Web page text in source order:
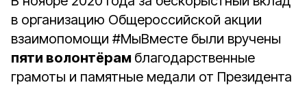
в организацию Общероссийской акции
взаимопомощи #МыВместе были вручены
пяти волонтёрам благодарственные
грамоты и памятные медали от Президента